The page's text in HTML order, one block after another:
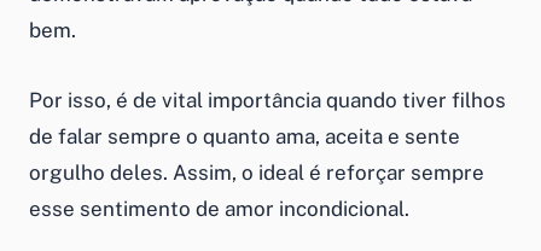
bem.
Por isso, é de vital importância quando tiver filhos
de falar sempre o quanto ama, aceita e sente
orgulho deles. Assim, o ideal é reforçar sempre
esse sentimento de amor incondicional.